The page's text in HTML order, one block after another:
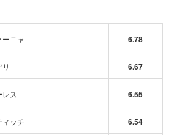
ニャ 6.78
6.67
ス 6.55
ィッチ 6.54